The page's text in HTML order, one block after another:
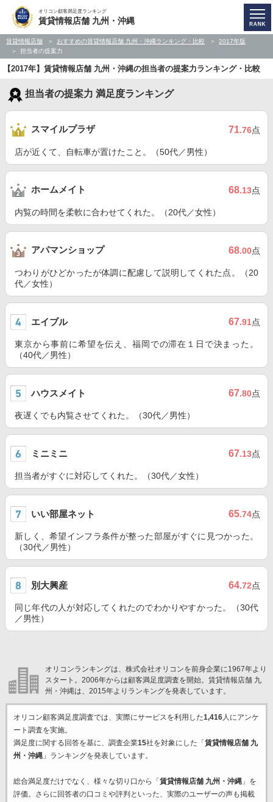
オリコン顧客満足度ランキング
賃貸情報店舗 九州・沖縄
賃貸情報店舗 おすすめの賃貸情報店舗 九州・沖縄ランキング・比較
2017年版
担当者の提案力
【2017年】賃貸情報店舗 九州・沖縄の担当者の提案力ランキング・比較
担当者の提案力 満足度ランキング
スマイルプラザ 71.76点
店が近くて、自転車が置けたこと。（50代／男性）
ホームメイト 68.13点
内覧の時間を柔軟に合わせてくれた。（20代／女性）
アパマンショップ 68.00点
つわりがひどかったが体調に配慮して説明してくれた点。（20
代／女性）
エイブル 67.91点
東京から事前に希望を伝え、福岡での滞在１日で決まった。
（40代／男性）
ハウスメイト 67.80点
夜遅くでも内覧させてくれた。（30代／男性）
ミニミニ 67.13点
担当者がすぐに対応してくれた。（30代／女性）
いい部屋ネット 65.74点
新しく、希望インフラ条件が整った部屋がすぐに見つかった。
（30代／男性）
別大興産 64.72点
同じ年代の人が対応してくれたのでわかりやすかった。（30代
／男性）
オリコンランキングは、株式会社オリコンを前身企業に1967年より
スタート。2006年からは顧客満足度調査を開始。賃貸情報店舗 九
州・沖縄は、2015年よりランキングを発表しています。
オリコン顧客満足度調査では、実際にサービスを利用した1,416人にアンケ
ート調査を実施。
満足度に関する回答を基に、調査企業15社を対象にした「 賃貸情報店舗 九
州・沖縄」ランキングを発表しています。
総合満足度だけでなく、様々な切り口から「 賃貸情報店舗 九州・沖縄」を
評価。さらに回答者の口コミや評判といった、実際のユーザーの声も掲載